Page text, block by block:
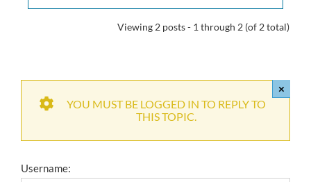
Viewing 2 posts - 1 through 2 (of 2 total)
×
YOU MUST BE LOGGED IN TO REPLY TO
THIS TOPIC.
Username: